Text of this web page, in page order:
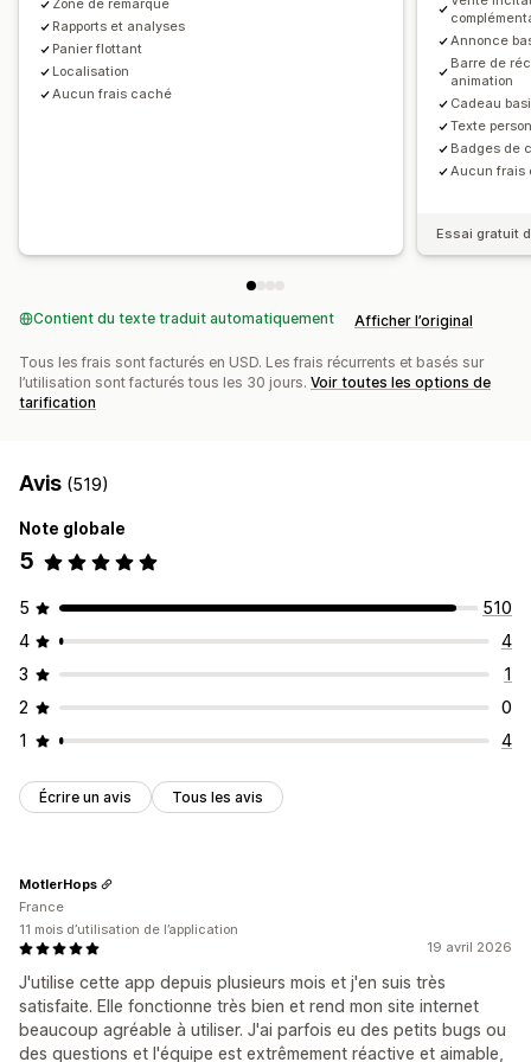
Réductions en gros
Personnalisation du processus de paiement
Notes personnalisées
Masquer le paiement express
Produits fréquemment achetés ensemble
Réductions échelonnées
Recommandations basées sur l’IA
Analyses de données
Zone de remarque
Rapports et analyses
Panier flottant
Localisation
Aucun frais caché
Annonce
Barre de
animation
Cadeau
Texte
Badges de
Aucun frais
Essai gratuit
Contient du texte traduit automatiquement Afficher l’original
Tous les frais sont facturés en USD. Les frais récurrents et basés sur
l’utilisation sont facturés tous les 30 jours. Voir toutes les options de
tarification
Avis (519)
Note globale
5
5
510
4
4
3
1
2
0
1
4
Écrire un avis Tous les avis
19 avril 2026
J'utilise cette app depuis plusieurs mois et j'en suis très
satisfaite. Elle fonctionne très bien et rend mon site internet
beaucoup agréable à utiliser. J'ai parfois eu des petits bugs ou
des questions et l'équipe est extrêmement réactive et aimable,
MotlerHops
France
11 mois d’utilisation de l’application